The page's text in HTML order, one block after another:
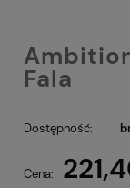
Fala
Dostępność:
Cena: